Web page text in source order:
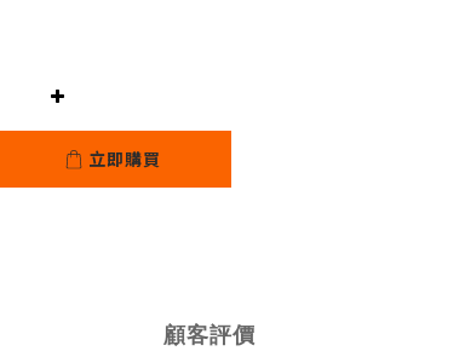
立即購買
顧客評價